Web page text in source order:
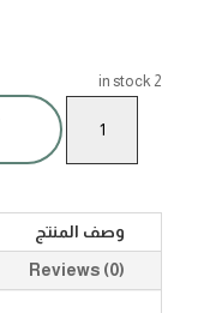
2 in stock
اكزاكتا
حريمى4ق
quantity
وصف المنتج
Reviews (0)